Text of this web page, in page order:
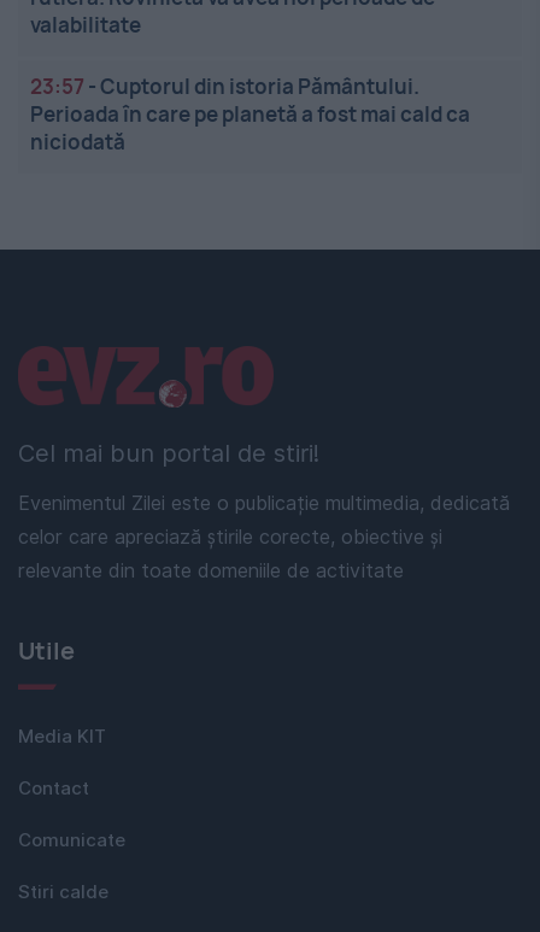
valabilitate
23:57 -Cuptorul din istoria Pământului.
Perioada în care pe planetă a fost mai cald ca
niciodată
Cel mai bun portal de stiri!
Evenimentul Zilei este o publicație multimedia, dedicată
celor care apreciază știrile corecte, obiective și
relevante din toate domeniile de activitate
Linkuri utile
Utile
Media KIT
Contact
Comunicate
Stiri calde